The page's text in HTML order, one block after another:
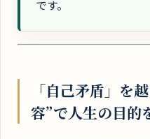
です。
「自己矛盾」を
容”で人生の目的